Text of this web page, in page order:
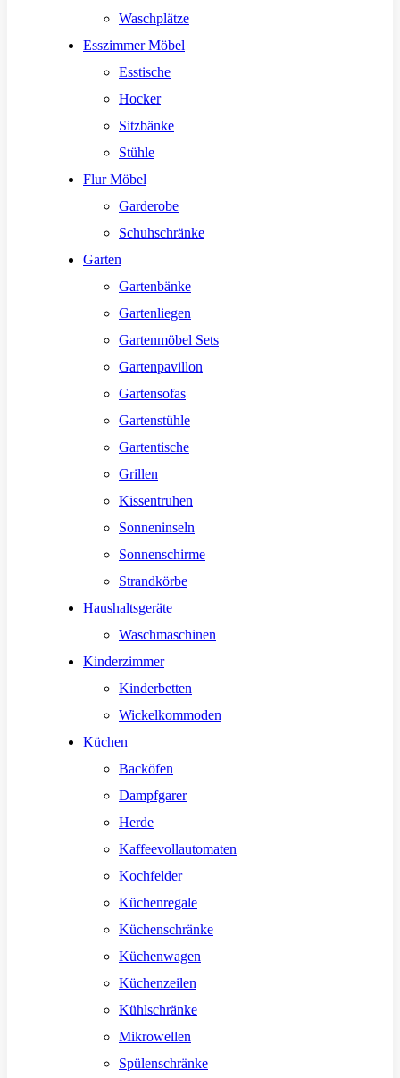
Waschplätze
Esszimmer Möbel
Esstische
Hocker
Sitzbänke
Stühle
Flur Möbel
Garderobe
Schuhschränke
Garten
Gartenbänke
Gartenliegen
Gartenmöbel Sets
Gartenpavillon
Gartensofas
Gartenstühle
Gartentische
Grillen
Kissentruhen
Sonneninseln
Sonnenschirme
Strandkörbe
Haushaltsgeräte
Waschmaschinen
Kinderzimmer
Kinderbetten
Wickelkommoden
Küchen
Backöfen
Dampfgarer
Herde
Kaffeevollautomaten
Kochfelder
Küchenregale
Küchenschränke
Küchenwagen
Küchenzeilen
Kühlschränke
Mikrowellen
Spülenschränke